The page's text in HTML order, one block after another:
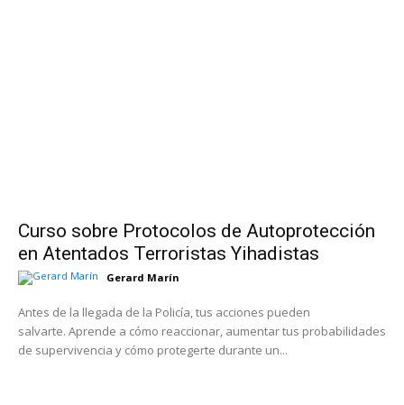
Curso sobre Protocolos de Autoprotección
en Atentados Terroristas Yihadistas
Gerard Marín
Antes de la llegada de la Policía, tus acciones pueden
salvarte. Aprende a cómo reaccionar, aumentar tus probabilidades
de supervivencia y cómo protegerte durante un...